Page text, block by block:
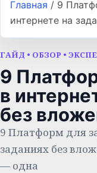
Главная / 9
интернете на
ГАЙД • ОБЗОР •
9
в
без
9 Платформ для
заданиях без
— одна